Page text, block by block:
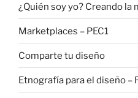
¿Quién soy yo? Creando la
Marketplaces – PEC1
Comparte tu diseño
Etnografía para el diseño –